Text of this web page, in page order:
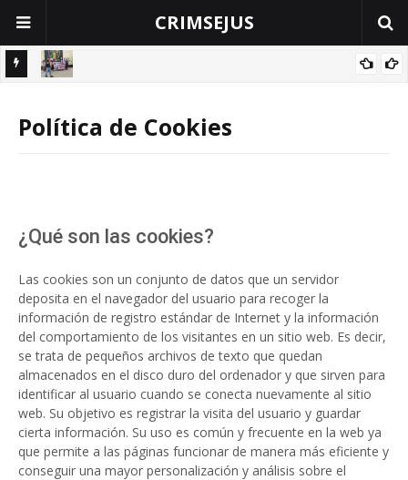
CRIMSEJUS
ESTE MIÉRCOLES 04 DE FEBRERO
Política de Cookies
¿Qué son las cookies?
Las cookies son un conjunto de datos que un servidor
deposita en el navegador del usuario para recoger la
información de registro estándar de Internet y la información
del comportamiento de los visitantes en un sitio web. Es decir,
se trata de pequeños archivos de texto que quedan
almacenados en el disco duro del ordenador y que sirven para
identificar al usuario cuando se conecta nuevamente al sitio
web. Su objetivo es registrar la visita del usuario y guardar
cierta información. Su uso es común y frecuente en la web ya
que permite a las páginas funcionar de manera más eficiente y
conseguir una mayor personalización y análisis sobre el